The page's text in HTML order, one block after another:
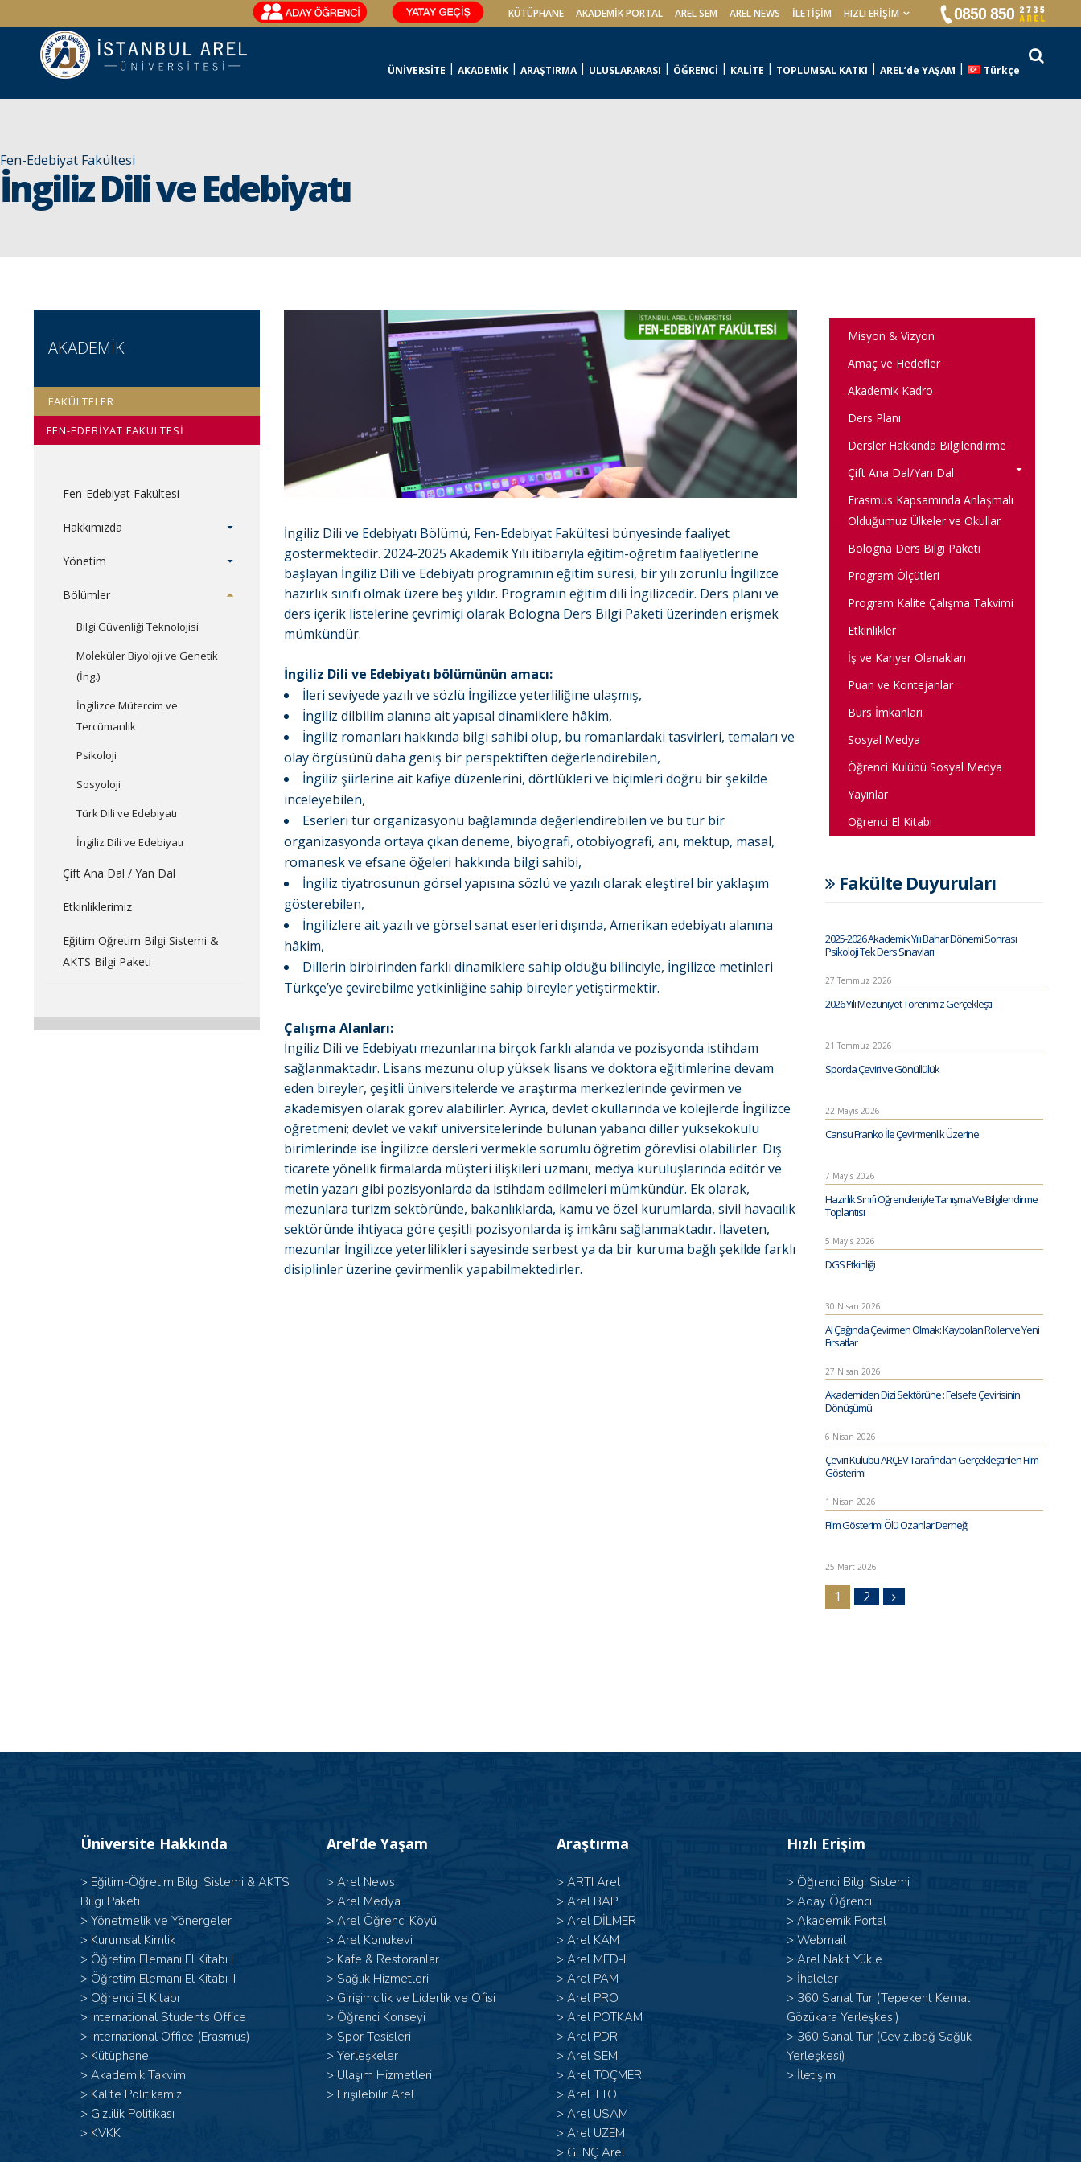
KÜTÜPHANE AKADEMİK PORTAL AREL SEM AREL NEWS İLETIŞIM HIZLI ERİŞİM
ÜNİVERSİTE AKADEMİK ARAŞTIRMA ULUSLARARASI ÖĞRENCİ KALİTE TOPLUMSAL KATKI AREL’de YAŞAM Türkçe
Fen-Edebiyat Fakültesi
İngiliz Dili ve Edebiyatı
AKADEMİK
FAKÜLTELER
FEN-EDEBİYAT FAKÜLTESİ
Fen-Edebiyat Fakültesi
Hakkımızda
Yönetim
Bölümler
Bilgi Güvenliği Teknolojisi
Moleküler Biyoloji ve Genetik
(İng.)
İngilizce Mütercim ve
Tercümanlık
Psikoloji
Sosyoloji
Türk Dili ve Edebiyatı
İngiliz Dili ve Edebiyatı
Çift Ana Dal / Yan Dal
Etkinliklerimiz
Eğitim Öğretim Bilgi Sistemi &
AKTS Bilgi Paketi
İngiliz Dili ve Edebiyatı Bölümü, Fen-Edebiyat Fakültesi bünyesinde faaliyet
göstermektedir. 2024-2025 Akademik Yılı itibarıyla eğitim-öğretim faaliyetlerine
başlayan İngiliz Dili ve Edebiyatı programının eğitim süresi, bir yılı zorunlu İngilizce
hazırlık sınıfı olmak üzere beş yıldır. Programın eğitim dili İngilizcedir. Ders planı ve
ders içerik listelerine çevrimiçi olarak Bologna Ders Bilgi Paketi üzerinden erişmek
mümkündür.
İngiliz Dili ve Edebiyatı bölümünün amacı:
İleri seviyede yazılı ve sözlü İngilizce yeterliliğine ulaşmış,
İngiliz dilbilim alanına ait yapısal dinamiklere hâkim,
İngiliz romanları hakkında bilgi sahibi olup, bu romanlardaki tasvirleri, temaları ve
olay örgüsünü daha geniş bir perspektiften değerlendirebilen,
İngiliz şiirlerine ait kafiye düzenlerini, dörtlükleri ve biçimleri doğru bir şekilde
inceleyebilen,
Eserleri tür organizasyonu bağlamında değerlendirebilen ve bu tür bir
organizasyonda ortaya çıkan deneme, biyografi, otobiyografi, anı, mektup, masal,
romanesk ve efsane öğeleri hakkında bilgi sahibi,
İngiliz tiyatrosunun görsel yapısına sözlü ve yazılı olarak eleştirel bir yaklaşım
gösterebilen,
İngilizlere ait yazılı ve görsel sanat eserleri dışında, Amerikan edebiyatı alanına
hâkim,
Dillerin birbirinden farklı dinamiklere sahip olduğu bilinciyle, İngilizce metinleri
Türkçe’ye çevirebilme yetkinliğine sahip bireyler yetiştirmektir.
Çalışma Alanları:
İngiliz Dili ve Edebiyatı mezunlarına birçok farklı alanda ve pozisyonda istihdam
sağlanmaktadır. Lisans mezunu olup yüksek lisans ve doktora eğitimlerine devam
eden bireyler, çeşitli üniversitelerde ve araştırma merkezlerinde çevirmen ve
akademisyen olarak görev alabilirler. Ayrıca, devlet okullarında ve kolejlerde İngilizce
öğretmeni; devlet ve vakıf üniversitelerinde bulunan yabancı diller yüksekokulu
birimlerinde ise İngilizce dersleri vermekle sorumlu öğretim görevlisi olabilirler. Dış
ticarete yönelik firmalarda müşteri ilişkileri uzmanı, medya kuruluşlarında editör ve
metin yazarı gibi pozisyonlarda da istihdam edilmeleri mümkündür. Ek olarak,
mezunlara turizm sektöründe, bakanlıklarda, kamu ve özel kurumlarda, sivil havacılık
sektöründe ihtiyaca göre çeşitli pozisyonlarda iş imkânı sağlanmaktadır. İlaveten,
mezunlar İngilizce yeterlilikleri sayesinde serbest ya da bir kuruma bağlı şekilde farklı
disiplinler üzerine çevirmenlik yapabilmektedirler.
Misyon & Vizyon
Amaç ve Hedefler
Akademik Kadro
Ders Planı
Dersler Hakkında Bilgilendirme
Çift Ana Dal/Yan Dal
Erasmus Kapsamında Anlaşmalı
Olduğumuz Ülkeler ve Okullar
Bologna Ders Bilgi Paketi
Program Ölçütleri
Program Kalite Çalışma Takvimi
Etkinlikler
İş ve Kariyer Olanakları
Puan ve Kontejanlar
Burs İmkanları
Sosyal Medya
Öğrenci Kulübü Sosyal Medya
Yayınlar
Öğrenci El Kitabı
Fakülte Duyuruları
2025-2026 Akademik Yılı Bahar Dönemi Sonrası
Psikoloji Tek Ders Sınavları
27 Temmuz 2026
2026 Yılı Mezuniyet Törenimiz Gerçekleşti
21 Temmuz 2026
Sporda Çeviri ve Gönüllülük
22 Mayıs 2026
Cansu Franko İle Çevirmenlik Üzerine
7 Mayıs 2026
Hazırlık Sınıfı Öğrencileriyle Tanışma Ve Bilgilendirme
Toplantısı
5 Mayıs 2026
DGS Etkinliği
30 Nisan 2026
AI Çağında Çevirmen Olmak: Kaybolan Roller ve Yeni
Fırsatlar
27 Nisan 2026
Akademiden Dizi Sektörüne : Felsefe Çevirisinin
Dönüşümü
6 Nisan 2026
Çeviri Kulübü ARÇEV Tarafından Gerçekleştirilen Film
Gösterimi
1 Nisan 2026
Film Gösterimi Ölü Ozanlar Derneği
25 Mart 2026
1 2
Üniversite Hakkında
> Eğitim-Öğretim Bilgi Sistemi & AKTS
Bilgi Paketi
> Yönetmelik ve Yönergeler
> Kurumsal Kimlik
> Öğretim Elemanı El Kitabı I
> Öğretim Elemanı El Kitabı II
> Öğrenci El Kitabı
> International Students Office
> International Office (Erasmus)
> Kütüphane
> Akademik Takvim
> Kalite Politikamız
> Gizlilik Politikası
> KVKK
Arel’de Yaşam
> Arel News
> Arel Medya
> Arel Öğrenci Köyü
> Arel Konukevi
> Kafe & Restoranlar
> Sağlık Hizmetleri
> Girişimcilik ve Liderlik ve Ofisi
> Öğrenci Konseyi
> Spor Tesisleri
> Yerleşkeler
> Ulaşım Hizmetleri
> Erişilebilir Arel
Araştırma
> ARTI Arel
> Arel BAP
> Arel DİLMER
> Arel KAM
> Arel MED-I
> Arel PAM
> Arel PRO
> Arel POTKAM
> Arel PDR
> Arel SEM
> Arel TOÇMER
> Arel TTO
> Arel USAM
> Arel UZEM
> GENÇ Arel
Hızlı Erişim
> Öğrenci Bilgi Sistemi
> Aday Öğrenci
> Akademik Portal
> Webmail
> Arel Nakit Yükle
> İhaleler
> 360 Sanal Tur (Tepekent Kemal
Gözükara Yerleşkesi)
> 360 Sanal Tur (Cevizlibağ Sağlık
Yerleşkesi)
> İletişim